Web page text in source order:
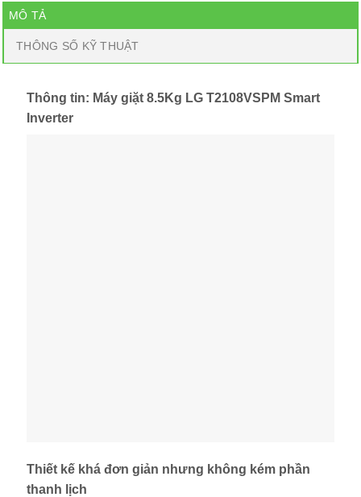
MÔ TẢ
THÔNG SỐ KỸ THUẬT
Thông tin: Máy giặt 8.5Kg LG T2108VSPM Smart
Inverter
Thiết kế khá đơn giản nhưng không kém phần
thanh lịch